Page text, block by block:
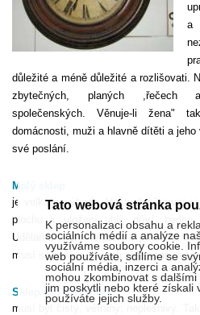
a
důležité a méně důležité a rozlišovati.
zbytečných, planých ,řečech
společenských. Věnuje-li žena"
domácnosti, muži a hlavně dítěti a
své poslání.
Malý sklep
je velká nevýhoda. Hospodyně musí
plochu k uložení uhlí, dříví, beden,
Uděláme si prostě patro z prken, a
musí se ovšem ukázati sklep sám a i
Sklep pro brambory
musí být čistý, větraný; neplesnivý.
Tato webová stránka
K personalizaci obsahu a
sociálních médií a analýze
využíváme soubory cookie.
web používáte, sdílíme se
sociální média, inzerci a
mohou zkombinovat s
jim poskytli nebo které získali
používáte jejich služby.